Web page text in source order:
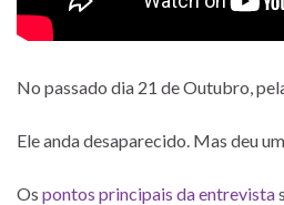
No passado dia 21 de Outubro,
Ele anda desaparecido. Mas deu
Os pontos principais da entrevista